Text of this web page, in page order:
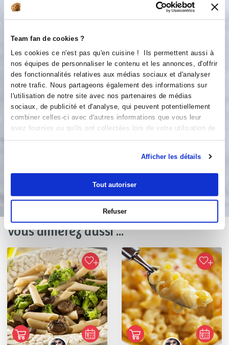
Team fan de cookies ?
Les cookies ce n'est pas qu'en cuisine ! Ils permettent aussi à
nos équipes de personnaliser le contenu et les annonces, d'offrir
des fonctionnalités relatives aux médias sociaux et d'analyser
notre trafic. Nous partageons également des informations sur
l'utilisation de notre site avec nos partenaires de médias
sociaux, de publicité et d'analyse, qui peuvent potentiellement
combiner celles-ci avec d'autres informations que vous leur
avez fournies ou qu'ils ont collectées lors de votre utilisation de
leurs services.
Afficher les détails
Tout autoriser
Refuser
6
7 Ajouter la farine et mélanger.
1min 5
8
Huiler un peu les plaques du gaufrier.
Le faire préchauffer. Quand le
gaufrierest chaud, mettre de la pâte et
faire cuire 3 minutes. A déguster avec
une petite salade. Bon appétit !!!
Bon appétit !
Vous aimerez aussi ...